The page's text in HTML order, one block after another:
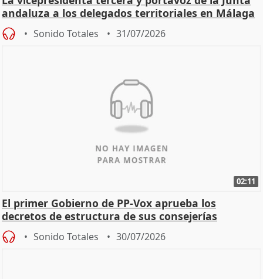
andaluza a los delegados territoriales en Málaga
Sonido Totales 31/07/2026
02:11
El primer Gobierno de PP-Vox aprueba los
decretos de estructura de sus consejerías
Sonido Totales 30/07/2026